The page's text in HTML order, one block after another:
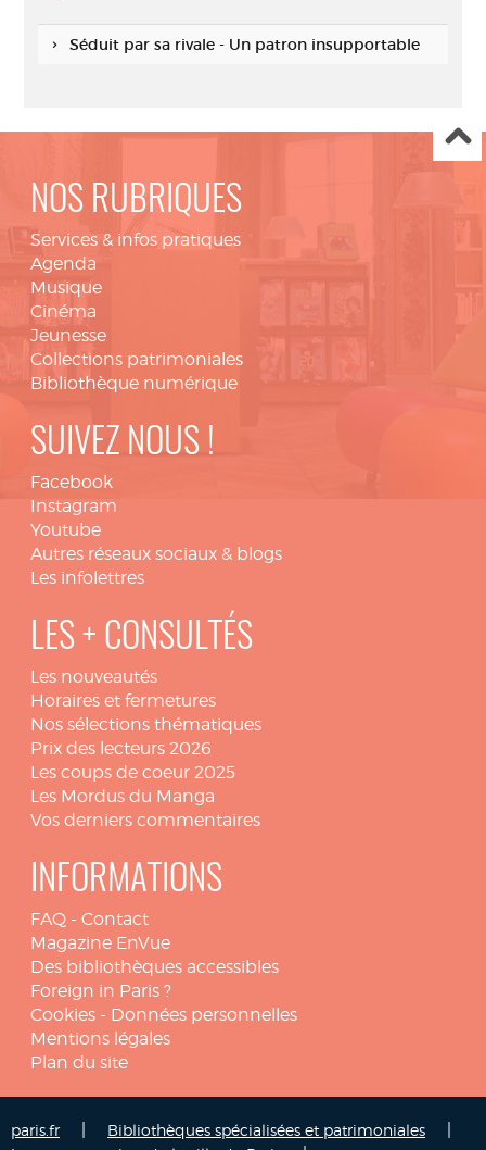
Séduit par sa rivale - Un patron insupportable
NOS RUBRIQUES
Services & infos pratiques
Agenda
Musique
Cinéma
Jeunesse
Collections patrimoniales
Bibliothèque numérique
SUIVEZ NOUS !
Facebook
Instagram
Youtube
Autres réseaux sociaux & blogs
Les infolettres
LES + CONSULTÉS
Les nouveautés
Horaires et fermetures
Nos sélections thématiques
Prix des lecteurs 2026
Les coups de coeur 2025
Les Mordus du Manga
Vos derniers commentaires
INFORMATIONS
FAQ - Contact
Magazine EnVue
Des bibliothèques accessibles
Foreign in Paris ?
Cookies - Données personnelles
Mentions légales
Plan du site
paris.fr Bibliothèques spécialisées et patrimoniales